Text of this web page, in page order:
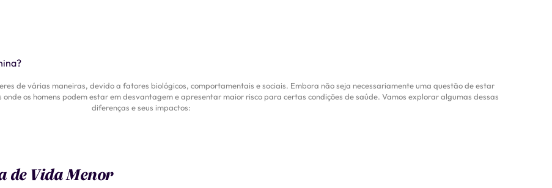
de várias maneiras, devido a fatores biológicos, comportamentais e sociais. Embora não seja necessariamente uma questão de estar
os homens podem estar em desvantagem e apresentar maior risco para certas condições de saúde. Vamos explorar algumas dessas
diferenças e seus impactos:
de Vida Menor